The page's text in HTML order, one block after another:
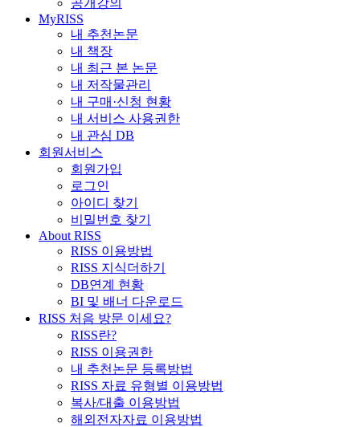
MyRISS
내 추천논문
내 책장
내 최근 본 논문
내 저작물관리
내 구매·신청 현황
내 서비스 사용권한
내 관심 DB
회원서비스
회원가입
로그인
아이디 찾기
비밀번호 찾기
About RISS
RISS 이용방법
RISS 지식더하기
DB연계 현황
BI 및 배너 다운로드
RISS 처음 방문 이세요?
RISS란?
RISS 이용권한
내 추천논문 등록방법
RISS 자료 유형별 이용방법
복사/대출 이용방법
해외전자자료 이용방법